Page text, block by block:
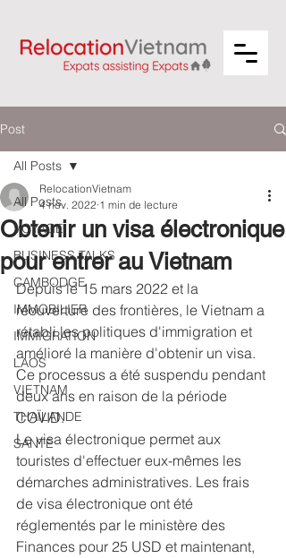
Post
All Posts
VOYAGE
BUSINESS TALKS
CAMBODGE
IMMOBILIER
IMMIGRATION
LAOS
VIETNAM
THAÏLANDE
SANTE
All Posts
Obtenir un visa électronique
pour entrer au Vietnam
RelocationVietnam
4 nov. 2022 1 min de lecture
Depuis le 15 mars 2022 et la
réouverture des frontières, le Vietnam a
rétabli les politiques d'immigration et
amélioré la manière d'obtenir un visa.
Ce processus a été suspendu pendant
deux ans en raison de la période
COVID.
Le visa électronique permet aux
touristes d'effectuer eux-mêmes les
démarches administratives. Les frais
de visa électronique ont été
réglementés par le ministère des
Finances pour 25 USD et maintenant,